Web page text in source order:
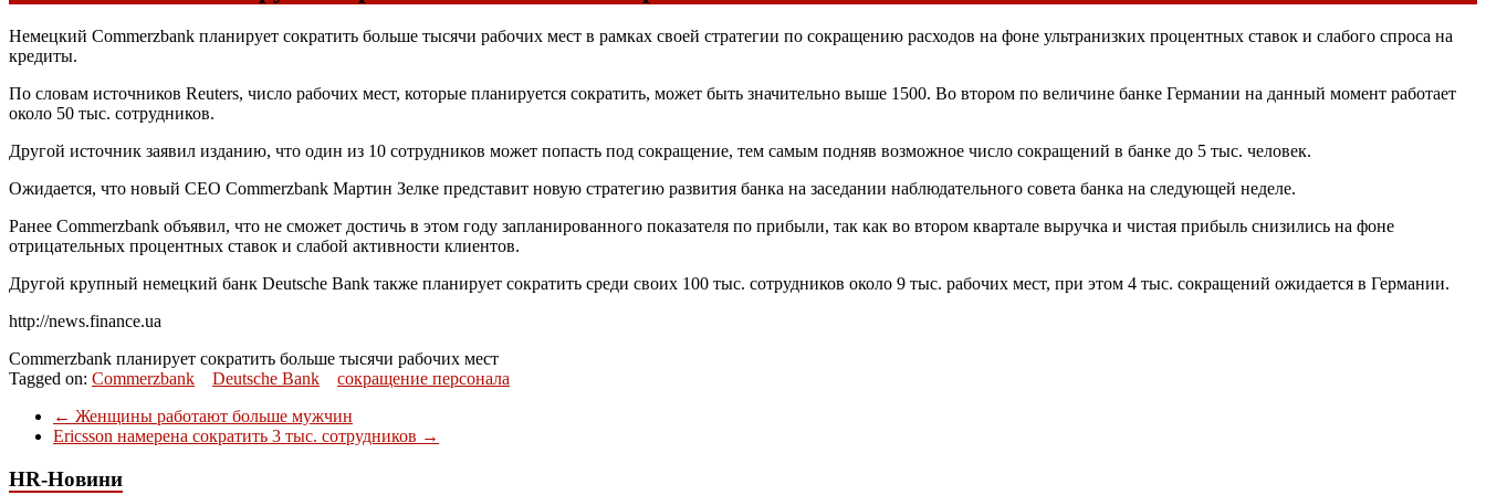
Немецкий Commerzbank планирует сократить больше тысячи рабочих мест в рамках своей стратегии по сокращению расходов на фоне ультранизких процентных ставок и слабого спроса на
кредиты.
По словам источников Reuters, число рабочих мест, которые планируется сократить, может быть значительно выше 1500. Во втором по величине банке Германии на данный момент работает
около 50 тыс. сотрудников.
Другой источник заявил изданию, что один из 10 сотрудников может попасть под сокращение, тем самым подняв возможное число сокращений в банке до 5 тыс. человек.
Ожидается, что новый СЕО Commerzbank Мартин Зелке представит новую стратегию развития банка на заседании наблюдательного совета банка на следующей неделе.
Ранее Commerzbank объявил, что не сможет достичь в этом году запланированного показателя по прибыли, так как во втором квартале выручка и чистая прибыль снизились на фоне
отрицательных процентных ставок и слабой активности клиентов.
Другой крупный немецкий банк Deutsche Bank также планирует сократить среди своих 100 тыс. сотрудников около 9 тыс. рабочих мест, при этом 4 тыс. сокращений ожидается в Германии.
http://news.finance.ua
Commerzbank планирует сократить больше тысячи рабочих мест
Tagged on: Commerzbank Deutsche Bank
сокращение персонала
← Женщины работают больше мужчин
Ericsson намерена сократить 3 тыс. сотрудников →
HR-Новини